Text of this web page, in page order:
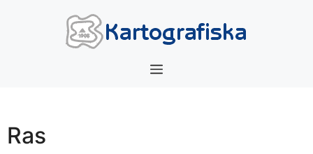
Meny
Ras